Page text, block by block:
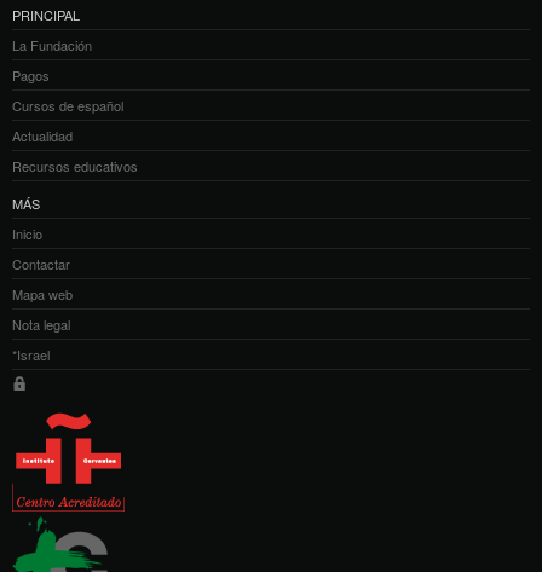
PRINCIPAL
La Fundación
Pagos
Cursos de español
Actualidad
Recursos educativos
MÁS
Inicio
Contactar
Mapa web
Nota legal
*Israel